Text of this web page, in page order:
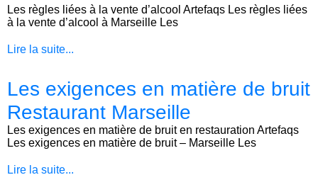
Les règles liées à la vente d’alcool Artefaqs Les règles liées
à la vente d’alcool à Marseille Les
Lire la suite...
Les exigences en matière de bruit
Restaurant Marseille
Les exigences en matière de bruit en restauration Artefaqs
Les exigences en matière de bruit – Marseille Les
Lire la suite...